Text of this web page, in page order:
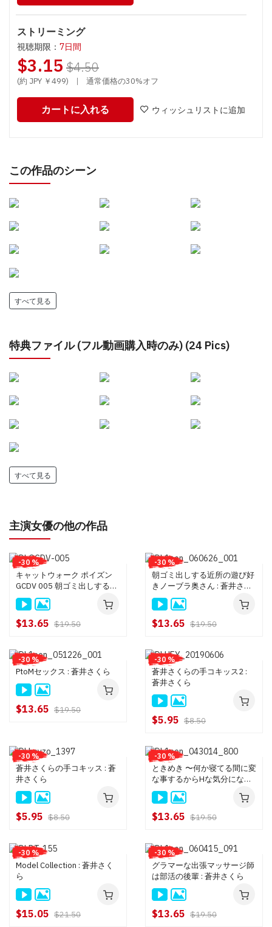
ストリーミング
視聴期限： 7日間
$3.15 $4.50
(約 JPY ￥499) | 通常価格の30%オフ
カートに入れる ウィッシュリストに追加
この作品のシーン
すべて見る
特典ファイル (フル動画購入時のみ) (24 Pics)
すべて見る
主演女優の他の作品
-30 %
キャットウォーク ポイズン
GCDV 005 朝ゴミ出しする近
所の遊び好きノーブラ奥さん
: 蒼井さくら
$13.65 $19.50
-30 %
朝ゴミ出しする近所の遊び好
きノーブラ奥さん : 蒼井さく
ら
$13.65 $19.50
-30 %
PtoMセックス : 蒼井さくら
$13.65 $19.50
-30 %
蒼井さくらの手コキッス2 :
蒼井さくら
$5.95 $8.50
-30 %
蒼井さくらの手コキッス : 蒼
井さくら
$5.95 $8.50
-30 %
ときめき 〜何か寝てる間に変
な事するからHな気分になっ
てきちゃった〜 : 蒼井さくら
$13.65 $19.50
-30 %
Model Collection : 蒼井さく
ら
$15.05 $21.50
-30 %
グラマーな出張マッサージ師
は部活の後輩 : 蒼井さくら
$13.65 $19.50